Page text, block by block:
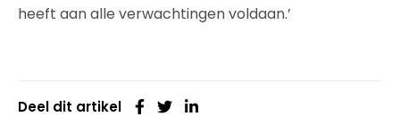
heeft aan alle verwachtingen voldaan.’
Deel dit artikel